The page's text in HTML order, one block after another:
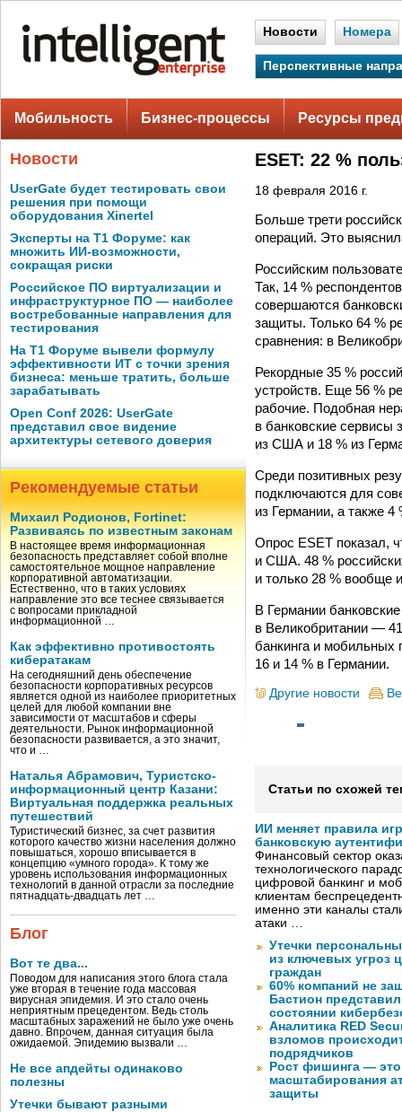
Новости Номера
Перспективные
Мобильность Бизнес-процессы Ресурсы
Новости
UserGate будет тестировать свои
решения при помощи
оборудования Xinertel
Эксперты на Т1 Форуме: как
множить ИИ-возможности,
сокращая риски
Российское ПО виртуализации и
инфраструктурное ПО — наиболее
востребованные направления для
тестирования
На Т1 Форуме вывели формулу
эффективности ИТ с точки зрения
бизнеса: меньше тратить, больше
зарабатывать
Open Conf 2026: UserGate
представил свое видение
архитектуры сетевого доверия
Рекомендуемые статьи
Михаил Родионов, Fortinet:
Развиваясь по известным законам
В настоящее время информационная
безопасность представляет собой вполне
самостоятельное мощное направление
корпоративной автоматизации.
Естественно, что в таких условиях
направление это все теснее связывается
с вопросами прикладной
информационной …
Как эффективно противостоять
кибератакам
На сегодняшний день обеспечение
безопасности корпоративных ресурсов
является одной из наиболее приоритетных
целей для любой компании вне
зависимости от масштабов и сферы
деятельности. Рынок информационной
безопасности развивается, а это значит,
что и …
Наталья Абрамович, Туристско-
информационный центр Казани:
Виртуальная поддержка реальных
путешествий
Туристический бизнес, за счет развития
которого качество жизни населения должно
повышаться, хорошо вписывается в
концепцию «умного города». К тому же
уровень использования информационных
технологий в данной отрасли за последние
пятнадцать-двадцать лет …
Блог
Вот те два...
Поводом для написания этого блога стала
уже вторая в течение года массовая
вирусная эпидемия. И это стало очень
неприятным прецедентом. Ведь столь
масштабных заражений не было уже очень
давно. Впрочем, данная ситуация была
ожидаемой. Эпидемию вызвали …
Не все апдейты одинаково
полезны
Утечки бывают разными
ESET: 22 %
18 февраля 2016 г.
Больше трети
операций. Это
Российским
Так, 14 %
совершаются
защиты. Только 64 %
сравнения: в
Рекордные 35 %
устройств. Еще 56 %
рабочие. Подобная
в банковские сервисы
из США и 18 % из
Среди позитивных
подключаются для
из Германии, а также 4
Опрос ESET показал,
и США. 48 %
и только 28 % вообще
В Германии
в Великобритании —
банкинга и мобильных
16 и 14 % в Германии.
Другие новости
Статьи по схожей
ИИ меняет правила
банковскую
Финансовый сектор
технологического
цифровой банкинг и
клиентам
именно эти каналы
атаки …
Утечки
из ключевых угроз
граждан
60% компаний не
Бастион
состоянии
Аналитика RED
взломов
подрядчиков
Рост фишинга —
масштабирования
защиты